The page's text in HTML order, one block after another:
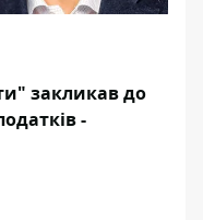
закликав до
-